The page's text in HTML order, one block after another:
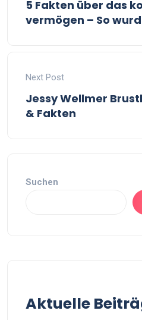
5 Fakten über das
vermögen – So
Next Post
Jessy Wellmer
& Fakten
Suchen
Aktuelle